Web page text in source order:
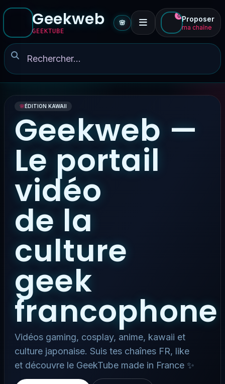
Geekweb
GEEKTUBE
🌸
0 Proposer
ma chaîne
🌸ÉDITION KAWAII
Geekweb —
Le portail
vidéo
de la
culture
geek
francophone
Vidéos gaming, cosplay, anime, kawaii et
culture japonaise. Suis tes chaînes FR, like
et découvre le GeekTube made in France ✨